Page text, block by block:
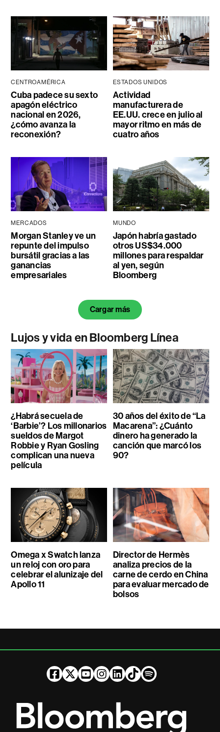
CENTROAMÉRICA
Cuba padece su sexto
apagón eléctrico
nacional en 2026,
¿cómo avanza la
reconexión?
ESTADOS UNIDOS
Actividad
manufacturera de
EE.UU. crece en julio al
mayor ritmo en más de
cuatro años
MERCADOS
Morgan Stanley ve un
repunte del impulso
bursátil gracias a las
ganancias
empresariales
MUNDO
Japón habría gastado
otros US$34.000
millones para respaldar
al yen, según
Bloomberg
Cargar más
Lujos y vida en Bloomberg Línea
¿Habrá secuela de
‘Barbie’? Los millonarios
sueldos de Margot
Robbie y Ryan Gosling
complican una nueva
película
30 años del éxito de “La
Macarena”: ¿Cuánto
dinero ha generado la
canción que marcó los
90?
Omega x Swatch lanza
un reloj con oro para
celebrar el alunizaje del
Apollo 11
Director de Hermès
analiza precios de la
carne de cerdo en China
para evaluar mercado de
bolsos